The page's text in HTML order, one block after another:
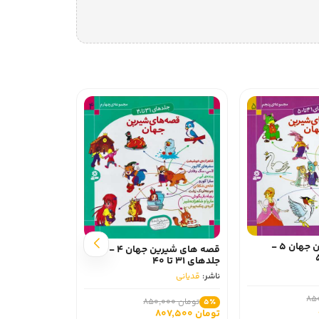
قصه های شیرین جهان 5 - قصه های شیرین جهان 4 -
جلدهای 31 تا 40
ناشر: قدیانی
5٪ تومان 850,000
تومان 807,500